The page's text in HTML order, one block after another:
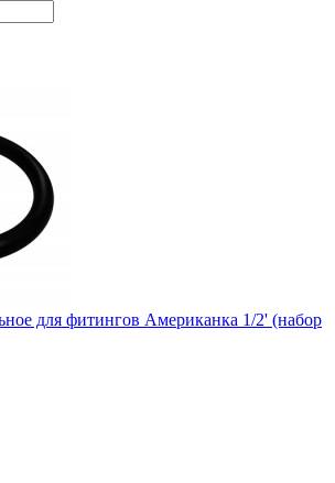
для фитингов Американка 1/2' (набор